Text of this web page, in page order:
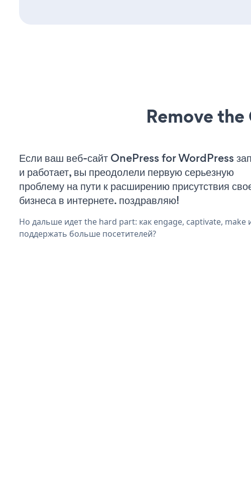
Remove
Если ваш веб-сайт OnePress for WordPress
и работает, вы преодолели первую серьезную
проблему на пути к расширению присутствия
бизнеса в интернете. поздравляю!
Но дальше идет the hard part: как engage, captivate, make
поддержать больше посетителей?